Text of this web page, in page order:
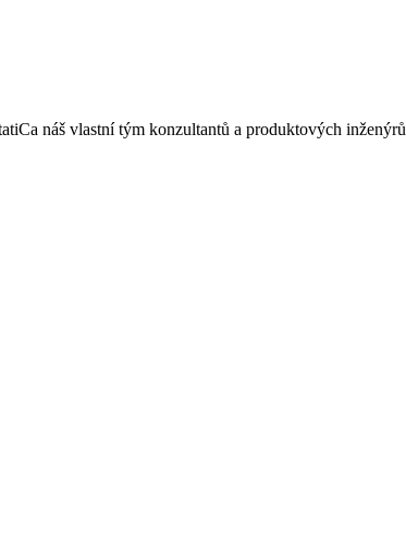
náš vlastní tým konzultantů a produktových inženýrů